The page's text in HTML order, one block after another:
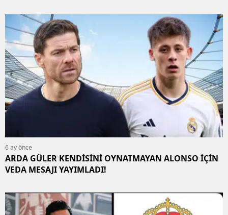
6 ay önce
ARDA GÜLER KENDİSİNİ OYNATMAYAN ALONSO İÇİN
VEDA MESAJI YAYIMLADI!